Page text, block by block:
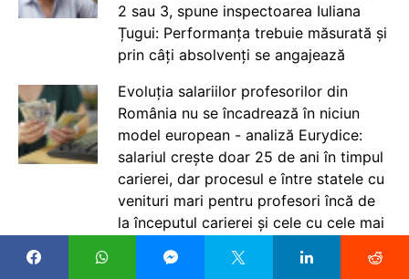
2 sau 3, spune inspectoarea Iuliana
Țugui: Performanța trebuie măsurată și
prin câți absolvenți se angajează
Evoluția salariilor profesorilor din
România nu se încadrează în niciun
model european - analiză Eurydice:
salariul crește doar 25 de ani în timpul
carierei, dar procesul e între statele cu
venituri mari pentru profesori încă de
la începutul carierei și cele cu cele mai